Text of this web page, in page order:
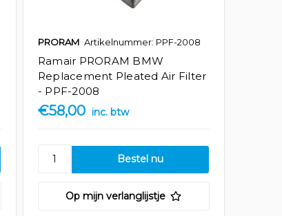
PRORAM Artikelnummer: PPF-2008
Ramair PRORAM BMW
Replacement Pleated Air Filter
- PPF-2008
€58,00 inc. btw
Op mijn verlanglijstje